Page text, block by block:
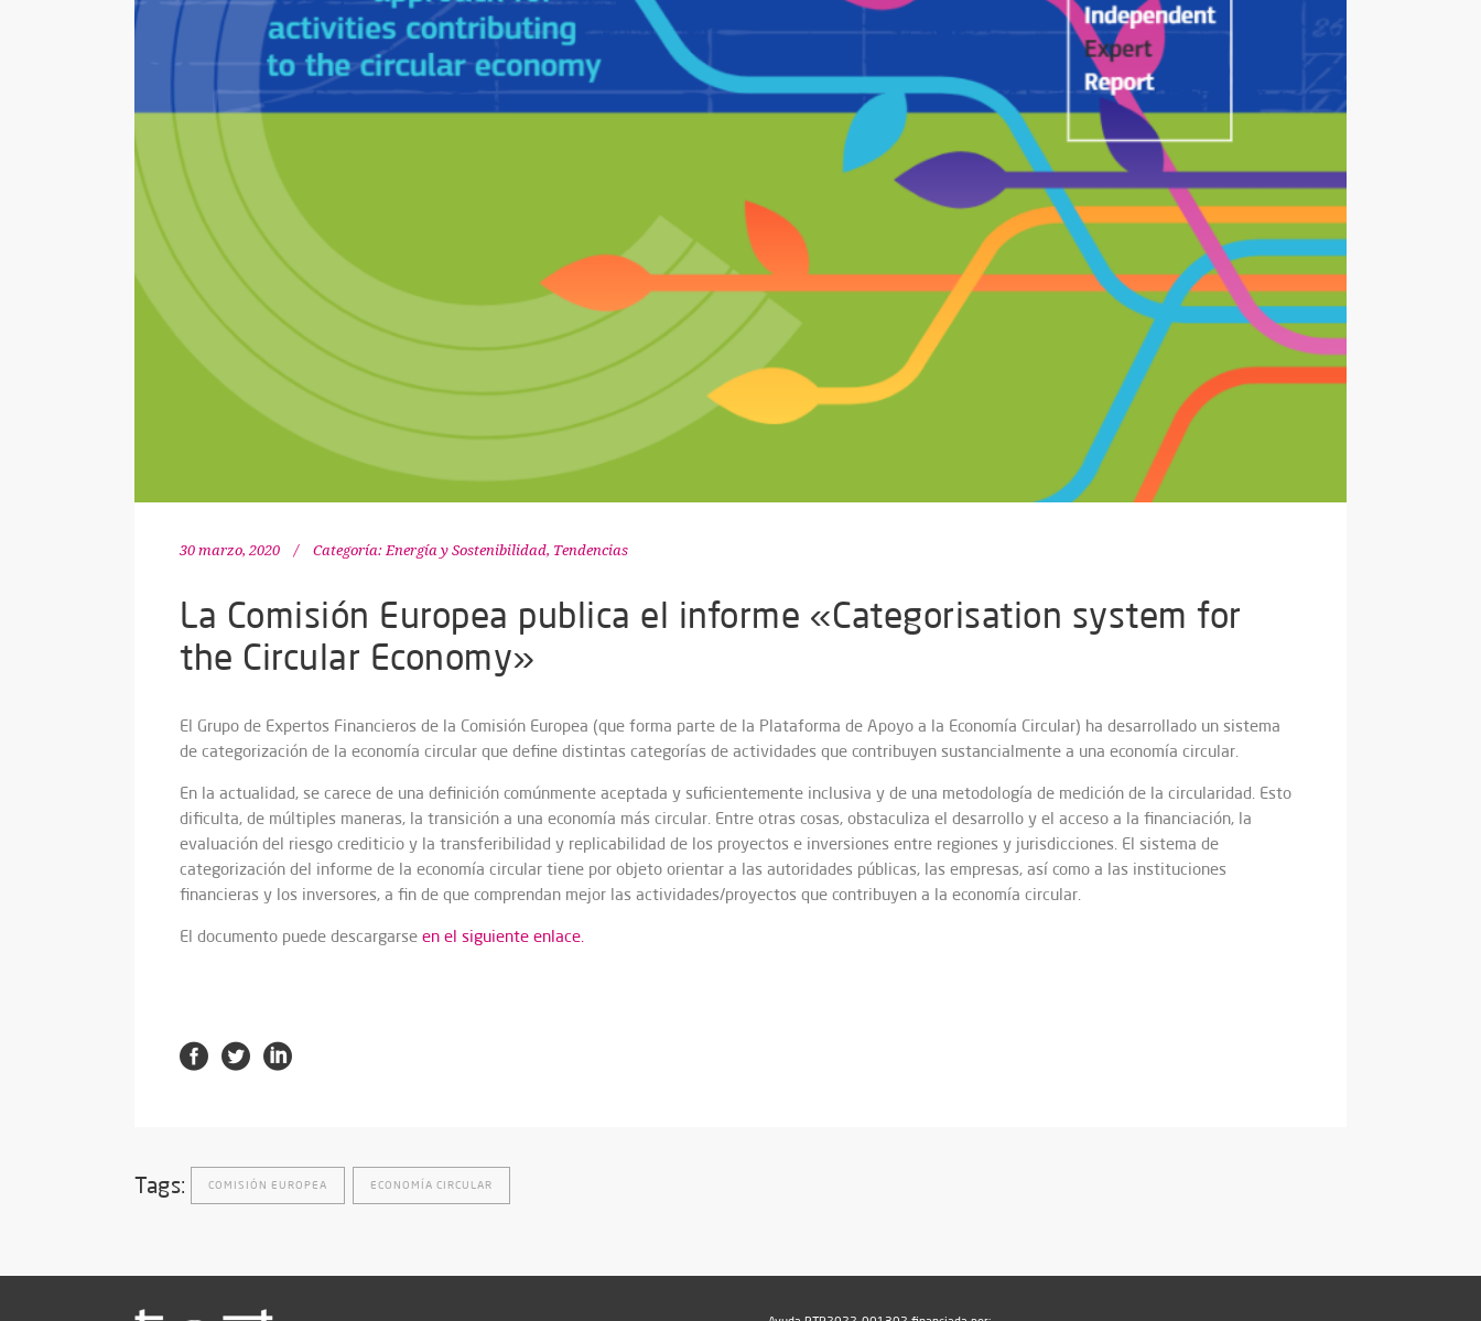
30 marzo, 2020 Categoría: Energía y Sostenibilidad, Tendencias
La Comisión Europea publica el informe «Categorisation system for
the Circular Economy»
El Grupo de Expertos Financieros de la Comisión Europea (que forma parte de la Plataforma de Apoyo a la Economía Circular) ha desarrollado un sistema
de categorización de la economía circular que define distintas categorías de actividades que contribuyen sustancialmente a una economía circular.
En la actualidad, se carece de una definición comúnmente aceptada y suficientemente inclusiva y de una metodología de medición de la circularidad. Esto
dificulta, de múltiples maneras, la transición a una economía más circular. Entre otras cosas, obstaculiza el desarrollo y el acceso a la financiación, la
evaluación del riesgo crediticio y la transferibilidad y replicabilidad de los proyectos e inversiones entre regiones y jurisdicciones. El sistema de
categorización del informe de la economía circular tiene por objeto orientar a las autoridades públicas, las empresas, así como a las instituciones
financieras y los inversores, a fin de que comprendan mejor las actividades/proyectos que contribuyen a la economía circular.
El documento puede descargarse en el siguiente enlace.
Tags: COMISIÓN EUROPEA ECONOMÍA CIRCULAR